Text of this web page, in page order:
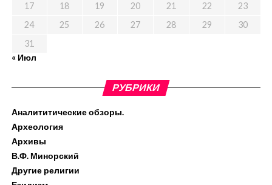
17
18 19 20 21 22
23
24
25 26 27 28 29
30
31
« Июл
РУБРИКИ
Аналититические обзоры.
Археология
Архивы
В.Ф. Минорский
Другие религии